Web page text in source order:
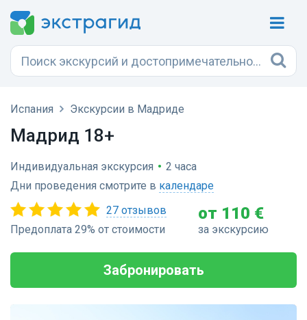
Испания Экскурсии в Мадриде
Мадрид 18+
Индивидуальная экскурсия • 2 часа
Дни проведения смотрите в календаре
27 отзывов
Предоплата 29% от стоимости
от 110 €
за экскурсию
Забронировать